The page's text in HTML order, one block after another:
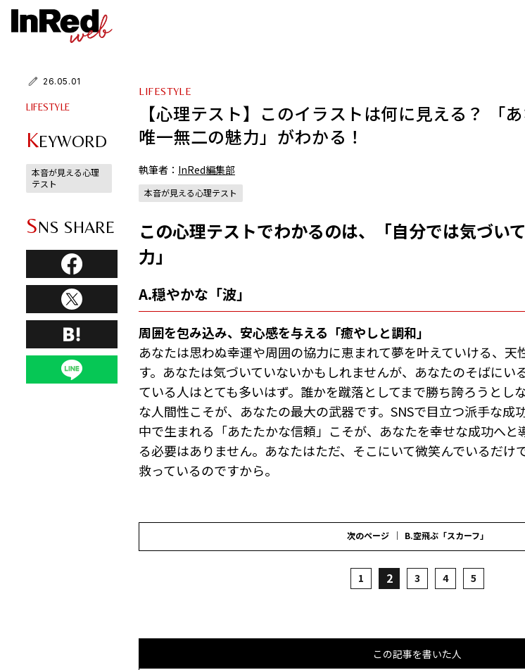
LIFESTYLE
【心理テスト】このイラストは何に見える？ 「
唯一無二の魅力」がわかる！
執筆者： InRed編集部
本音が見える心理テスト
この心理テストでわかるのは、「自分では気づい
力」
A.穏やかな「波」
周囲を包み込み、安心感を与える「癒やしと調和」
あなたは思わぬ幸運や周囲の協力に恵まれて夢を叶えていける、天
す。あなたは気づいていないかもしれませんが、あなたのそばにい
ている人はとても多いはず。誰かを蹴落としてまで勝ち誇ろうとし
な人間性こそが、あなたの最大の武器です。SNSで目立つ派手な成
中で生まれる「あたたかな信頼」こそが、あなたを幸せな成功へと
る必要はありません。あなたはただ、そこにいて微笑んでいるだけ
救っているのですから。
次のページ B.空飛ぶ「スカーフ」
1 2 3 4 5
この記事を書いた人
26.05.01
LIFESTYLE
KEYWORD
本音が見える心理
テスト
SNS SHARE